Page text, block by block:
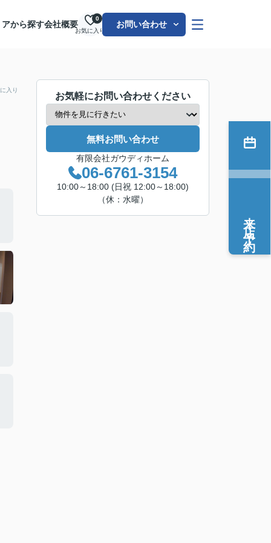
アから探す会社概要
お気に入り
0
お問い合わせ
入り
お気軽にお問い合わせください
無料お問い合わせ
有限会社ガウディホーム
06-6761-3154
10:00～18:00 (日祝 12:00～18:00)
（休：水曜）
来店予約